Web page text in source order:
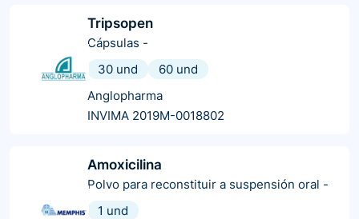
Tripsopen
Cápsulas -
30 und
60 und
Anglopharma
INVIMA 2019M-0018802
Amoxicilina
Polvo para reconstituir a suspensión oral -
1 und